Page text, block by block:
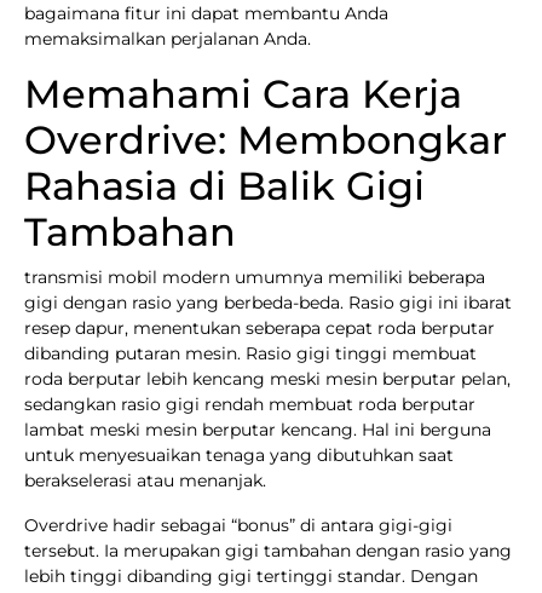
bagaimana fitur ini dapat membantu Anda
memaksimalkan perjalanan Anda.
Memahami Cara Kerja
Overdrive: Membongkar
Rahasia di Balik Gigi
Tambahan
transmisi mobil modern umumnya memiliki beberapa
gigi dengan rasio yang berbeda-beda. Rasio gigi ini ibarat
resep dapur, menentukan seberapa cepat roda berputar
dibanding putaran mesin. Rasio gigi tinggi membuat
roda berputar lebih kencang meski mesin berputar pelan,
sedangkan rasio gigi rendah membuat roda berputar
lambat meski mesin berputar kencang. Hal ini berguna
untuk menyesuaikan tenaga yang dibutuhkan saat
berakselerasi atau menanjak.
Overdrive hadir sebagai “bonus” di antara gigi-gigi
tersebut. Ia merupakan gigi tambahan dengan rasio yang
lebih tinggi dibanding gigi tertinggi standar. Dengan